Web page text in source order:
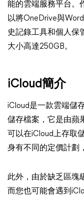
能的雲端服務平台。
以將OneDrive與
史記錄工具和個人保
大小高達250GB。
iCloud簡介
iCloud是一款雲端儲
儲存檔案，它是由蘋
可以在iCloud上存取
身有不同的定價計劃
此外，由於缺乏區塊
而您也可能會遇到